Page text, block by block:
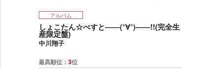
アルバム
しょこたん☆べすと――(°∀°)――!!(完全生
産限定盤)
中川翔子
最高順位： 3位